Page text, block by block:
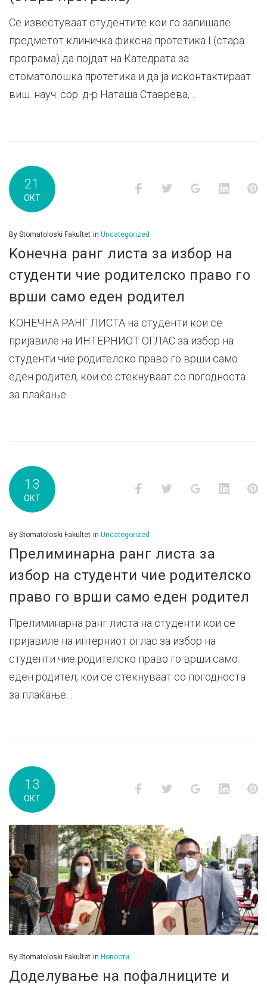
Се известуваат студентите кои го запишале
предметот клиничка фиксна протетика I (стара
програма) да појдат на Катедрата за
стоматолошка протетика и да ја исконтактираат
виш. науч. сор. д-р Наташа Ставрева,…
21
ОКТ
FacebookTwitter Google+
By Stomatoloski Fakultet in Uncategorized
Kонечна ранг листа за избор на
студенти чие родителско право го
врши само еден родител
КОНЕЧНА РАНГ ЛИСТА на студенти кои се
пријавиле на ИНТЕРНИОТ ОГЛАС за избор на
студенти чие родителско право го врши само
еден родител, кои се стекнуваат со погодноста
за плаќање…
13
ОКТ
FacebookTwitter Google+
By Stomatoloski Fakultet in Uncategorized
Прелиминарна ранг листа за
избор на студенти чие родителско
право го врши само еден родител
Прелиминарна ранг листа на студенти кои се
пријавиле на интерниот оглас за избор на
студенти чие родителско право го врши само
еден родител, кои се стекнуваат со погодноста
за плаќање…
13
ОКТ
FacebookTwitter Google+
By Stomatoloski Fakultet in Новости
Доделување на пофалниците и